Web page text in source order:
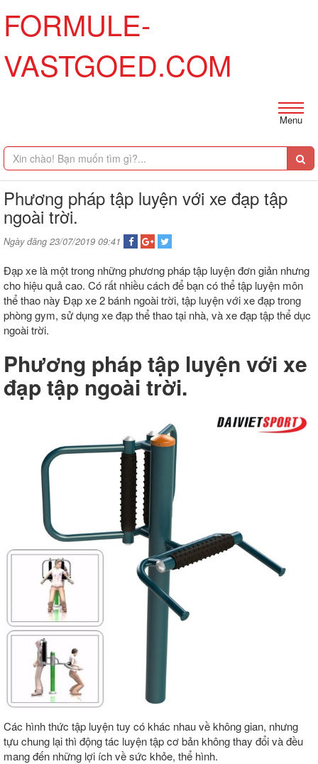
FORMULE-
VASTGOED.COM
Menu
Phương pháp tập luyện với xe đạp tập
ngoài trời.
Ngày đăng 23/07/2019 09:41
Đạp xe là một trong những phương pháp tập luyện đơn giản nhưng
cho hiệu quả cao. Có rất nhiều cách để bạn có thể tập luyện môn
thể thao này Đạp xe 2 bánh ngoài trời, tập luyện với xe đạp trong
phòng gym, sử dụng xe đạp thể thao tại nhà, và xe đạp tập thể dục
ngoài trời.
Phương pháp tập luyện với xe
đạp tập ngoài trời.
Các hình thức tập luyện tuy có khác nhau về không gian, nhưng
tựu chung lại thì động tác luyện tập cơ bản không thay đổi và đều
mang đến những lợi ích về sức khỏe, thể hình.